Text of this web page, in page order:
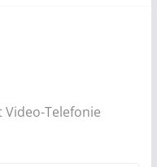
Telefonie